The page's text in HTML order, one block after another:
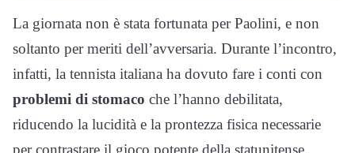
La giornata non è stata fortunata per Paolini, e non
soltanto per meriti dell’avversaria. Durante l’incontro,
infatti, la tennista italiana ha dovuto fare i conti con
problemi di stomaco che l’hanno debilitata,
riducendo la lucidità e la prontezza fisica necessarie